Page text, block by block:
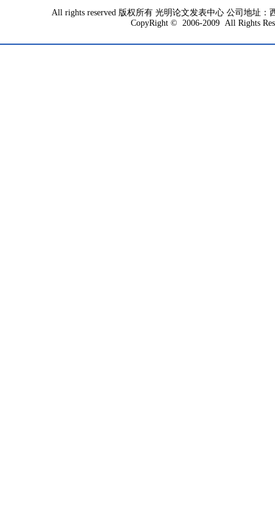
All rights reserved 版权所有 光明论文发表中心 公司地址：
CopyRight © 2006-2009 All Rights